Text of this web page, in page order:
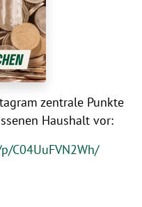
zentrale Punkte
Haushalt vor:
C04UuFVN2Wh/